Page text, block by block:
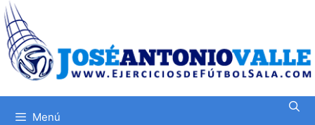
Saltar
al
contenido
Menú